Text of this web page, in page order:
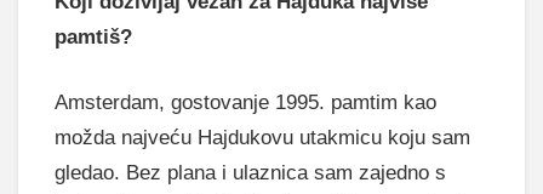
pamtiš?
Amsterdam, gostovanje 1995. pamtim kao
možda najveću Hajdukovu utakmicu koju sam
gledao. Bez plana i ulaznica sam zajedno s